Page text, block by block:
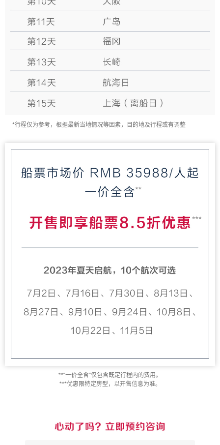
*行程仅为参考，根据最新当地情况等因素，目的地及行程或有调整
**“一价全含”仅包含既定行程内的费用。
***优惠限特定房型，以开售信息为准。